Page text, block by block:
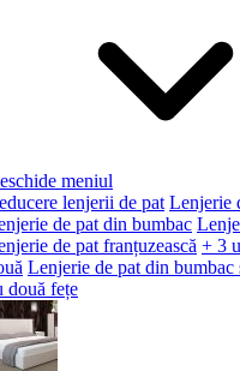
meniul
lenjerii de pat Lenjerie
de pat din bumbac
de pat franțuzească + 3
Lenjerie de pat din bumbac
două fețe